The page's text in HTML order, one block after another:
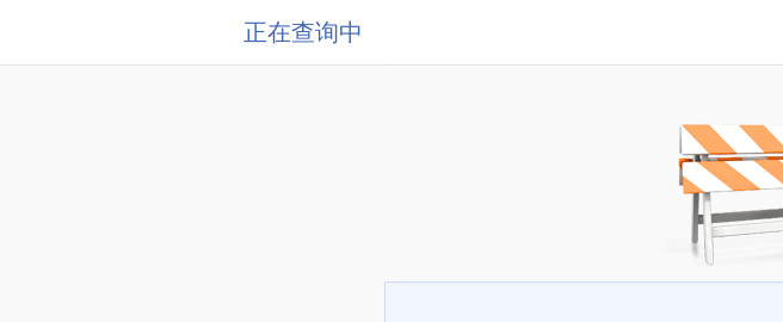
正在查询中